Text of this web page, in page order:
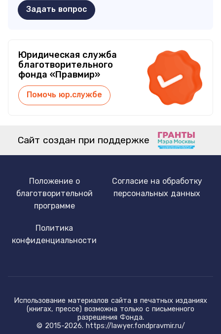
Задать вопрос
Юридическая служба
благотворительного
фонда «Правмир»
Помочь юр.службе
Сайт создан при поддержке
Положение о
благотворительной
программе
Согласие на обработку
персональных данных
Политика
конфиденциальности
Использование материалов сайта в печатных изданиях
(книгах, прессе) возможна только с письменного
разрешения Фонда.
© 2015-2026. https://lawyer.fondpravmir.ru/